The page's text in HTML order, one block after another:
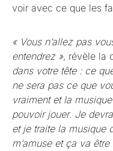
voir avec ce que les
« Vous n’allez pas
entendrez », révèle la
dans votre tête : ce
ne sera pas ce que
vraiment et la
pouvoir jouer. Je
et je traite la musique
m’amuse et ça va